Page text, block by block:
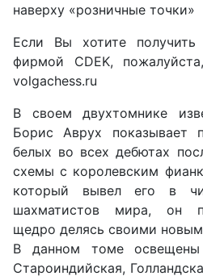
наверху «розничные точки»
Если Вы хотите
фирмой CDEK,
volgachess.ru
В своем двухтомнике
Борис Аврух показывает
белых во всех дебютах
схемы с королевским
который вывел его в
шахматистов мира, он
щедро делясь своими
В данном томе
Староиндийская,